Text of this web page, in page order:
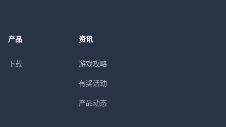
产品
下载
资讯
游戏攻略
有奖活动
产品动态